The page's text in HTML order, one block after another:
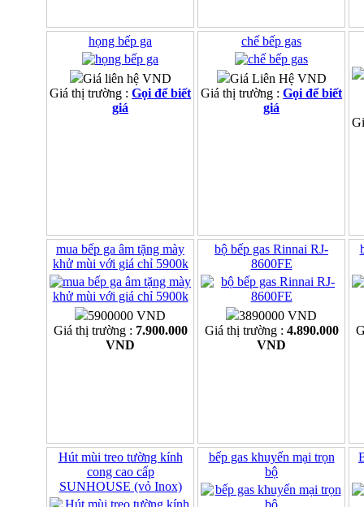
họng bếp ga
Giá liên hệ VND
Giá thị trường : Gọi để biết
giá
chế bếp gas
Giá Liên Hệ VND
Giá thị trường : Gọi để biết
giá
mua bếp ga âm tặng mày
khử mùi với giá chỉ 5900k
5900000 VND
Giá thị trường : 7.900.000
VND
bộ bếp gas Rinnai RJ-
8600FE
3890000 VND
Giá thị trường : 4.890.000
VND
Hút mùi treo tường kính
cong cao cấp
SUNHOUSE (vỏ Inox)
bếp gas khuyến mại trọn
bộ